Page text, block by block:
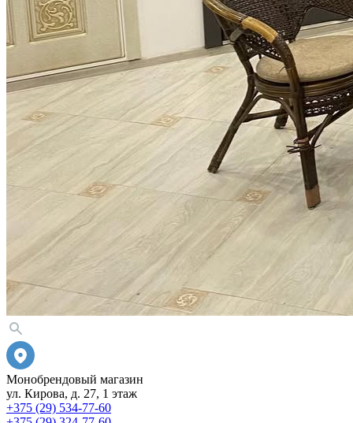
Монобрендовый магазин
ул. Кирова, д. 27, 1 этаж
+375 (29) 534-77-60